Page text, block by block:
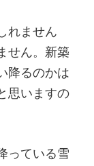
れません
せん。新築
降るのかは
思いますの
っている雪